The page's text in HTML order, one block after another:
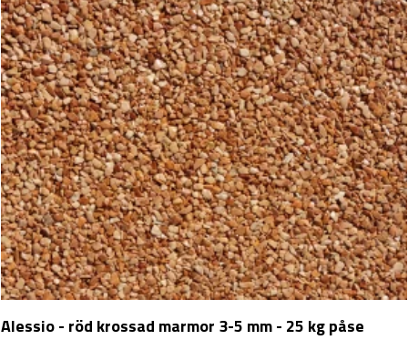
Alessio - röd krossad marmor 3-5 mm - 25 kg påse